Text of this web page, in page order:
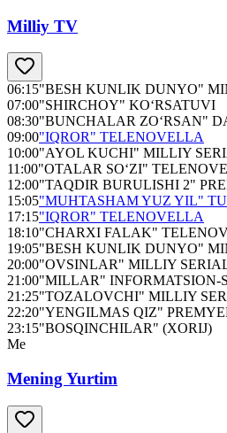
Milliy TV
06:15"BESH KUNLIK DUNYO"
07:00"SHIRCHOY" KO‘RSATUVI
08:30"BUNCHALAR ZO‘RSAN"
09:00"IQROR" TELENOVELLA
10:00"AYOL KUCHI" MILLIY
11:00"OTALAR SO‘ZI"
12:00"TAQDIR BURULISHI 2"
15:05"MUHTASHAM YUZ YIL"
17:15"IQROR" TELENOVELLA
18:10"CHARXI FALAK"
19:05"BESH KUNLIK DUNYO"
20:00"OVSINLAR" MILLIY
21:00"MILLAR" INFORMATSION-
21:25"TOZALOVCHI" MILLIY
22:20"YENGILMAS QIZ"
23:15"BOSQINCHILAR" (XORIJ)
Me
Mening Yurtim